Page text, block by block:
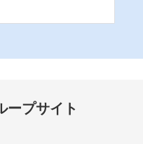
ープサイト